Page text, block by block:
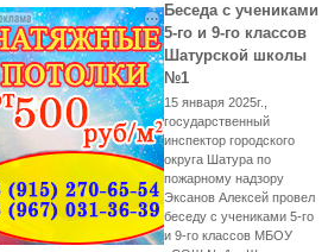
Беседа с учениками
5-го и 9-го классов
Шатурской школы
№1
15 января 2025г.,
государственный
инспектор городского
округа Шатура по
пожарному надзору
Эксанов Алексей провел
беседу с учениками 5-го
и 9-го классов МБОУ